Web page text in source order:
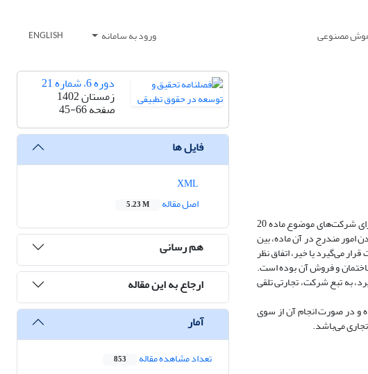
هوش مصنوعی ورود به سامانه ENGLISH
معاملات مربوط به مال غیر منقول در قانون تجارت مصوب 1311 غیر تجاری تلقی شده است؛ اما مقنن در ماده 5 قانون تملک آپارتمان‌ها مصوب 1343 برای شرکت‌های موضوع ماده 20
امور مندرج در آن ماده، بین
فوق را ذاتا تجاری می‌دانند؛ در این امر که آن امور تحت شمول بند 1 ماده 2 قانون تجارت قرار می‌گیرد یا خیر، اتفاق نظر
و فروش آن بوده است.
به تبع شرکت، تجارتی تلقی
و قسمی به اقسام ذکر شده در ماده 2 قانون تجارت اضافه شده و در صورت انجام آن از سوی
می‌باشد.
دوره 6، شماره 21
زمستان 1402
صفحه45-66
فایل ها
اصل مقاله
5.23 M
هم رسانی
ارجاع به این مقاله
آمار
تعداد مشاهده مقاله 853